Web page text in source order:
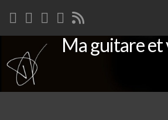
Search for:
Ma guitare et